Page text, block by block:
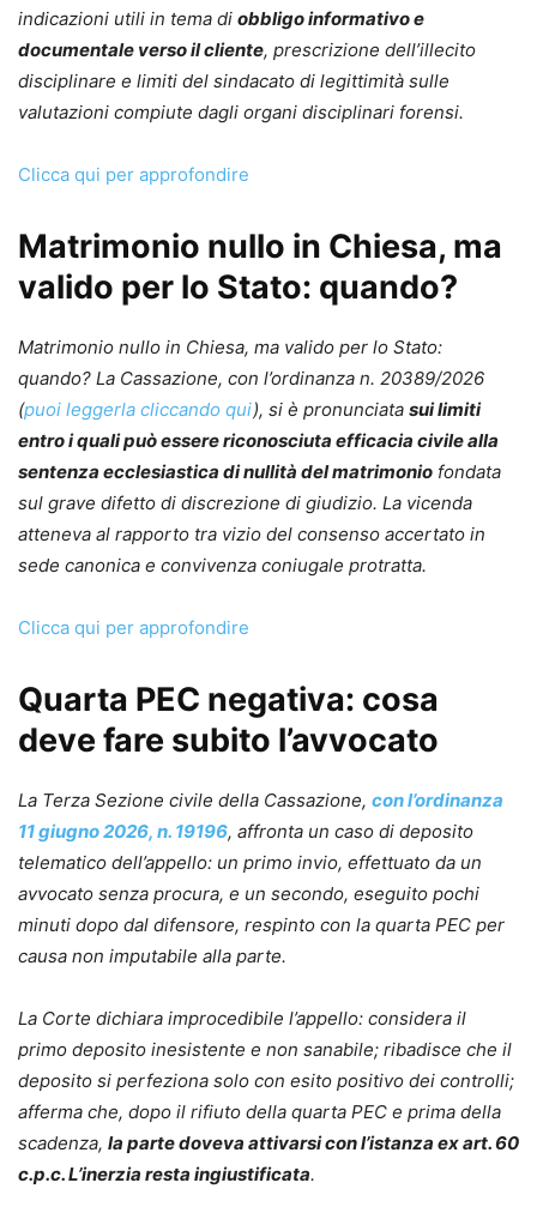
indicazioni utili in tema di obbligo informativo e
documentale verso il cliente, prescrizione dell’illecito
disciplinare e limiti del sindacato di legittimità sulle
valutazioni compiute dagli organi disciplinari forensi.
Clicca qui per approfondire
Matrimonio nullo in Chiesa, ma
valido per lo Stato: quando?
Matrimonio nullo in Chiesa, ma valido per lo Stato:
quando? La Cassazione, con l’ordinanza n. 20389/2026
(puoi leggerla cliccando qui), si è pronunciata sui limiti
entro i quali può essere riconosciuta efficacia civile alla
sentenza ecclesiastica di nullità del matrimonio fondata
sul grave difetto di discrezione di giudizio. La vicenda
atteneva al rapporto tra vizio del consenso accertato in
sede canonica e convivenza coniugale protratta.
Clicca qui per approfondire
Quarta PEC negativa: cosa
deve fare subito l’avvocato
La Terza Sezione civile della Cassazione, con l’ordinanza
11 giugno 2026, n. 19196, affronta un caso di deposito
telematico dell’appello: un primo invio, effettuato da un
avvocato senza procura, e un secondo, eseguito pochi
minuti dopo dal difensore, respinto con la quarta PEC per
causa non imputabile alla parte.
La Corte dichiara improcedibile l’appello: considera il
primo deposito inesistente e non sanabile; ribadisce che il
deposito si perfeziona solo con esito positivo dei controlli;
afferma che, dopo il rifiuto della quarta PEC e prima della
scadenza, la parte doveva attivarsi con l’istanza ex art. 60
c.p.c. L’inerzia resta ingiustificata.